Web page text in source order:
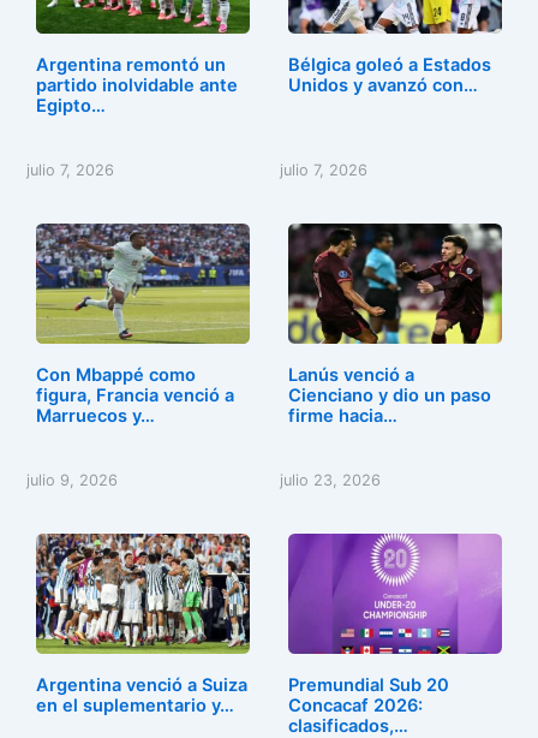
Argentina remontó un
partido inolvidable ante
Egipto…
julio 7, 2026
Bélgica goleó a Estados
Unidos y avanzó con…
julio 7, 2026
Con Mbappé como
figura, Francia venció a
Marruecos y…
julio 9, 2026
Lanús venció a
Cienciano y dio un paso
firme hacia…
julio 23, 2026
Argentina venció a Suiza
en el suplementario y…
Premundial Sub 20
Concacaf 2026:
clasificados,…